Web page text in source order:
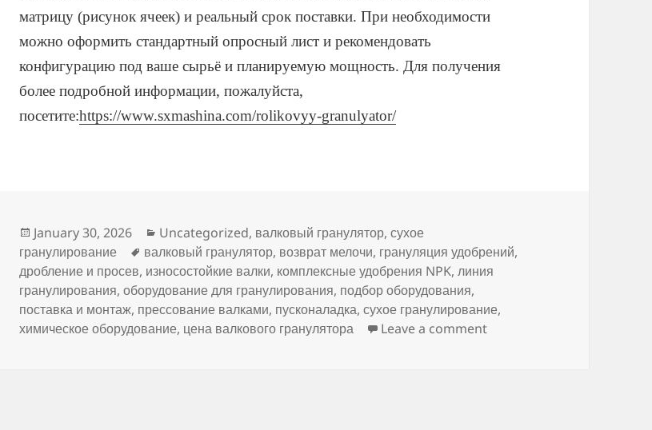
матрицу (рисунок ячеек) и реальный срок поставки. При необходимости
можно оформить стандартный опросный лист и рекомендовать
конфигурацию под ваше сырьё и планируемую мощность. Для получения
более подробной информации, пожалуйста,
посетите:https://www.sxmashina.com/rolikovyy-granulyator/
Posted
on
January 30, 2026 Categories
Uncategorized, валковый гранулятор,сухое
гранулирование
Tags
валковый гранулятор, возврат мелочи, грануляция удобрений,
дробление и просев, износостойкие валки, комплексные удобрения NPK,линия
гранулирования,оборудование для гранулирования, подбор оборудования,
поставка и монтаж, прессование валками, пусконаладка,сухое гранулирование,
химическое оборудование, цена валкового гранулятора Leave a commenton Продажа валкового